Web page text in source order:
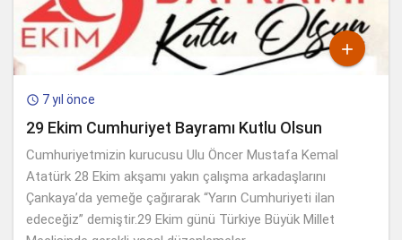

 7 yıl önce
29 Ekim Cumhuriyet Bayramı Kutlu Olsun
Cumhuriyetmizin kurucusu Ulu Öncer Mustafa Kemal
Atatürk 28 Ekim akşamı yakın çalışma arkadaşlarını
Çankaya’da yemeğe çağırarak “Yarın Cumhuriyeti ilan
edeceğiz” demiştir.29 Ekim günü Türkiye Büyük Millet